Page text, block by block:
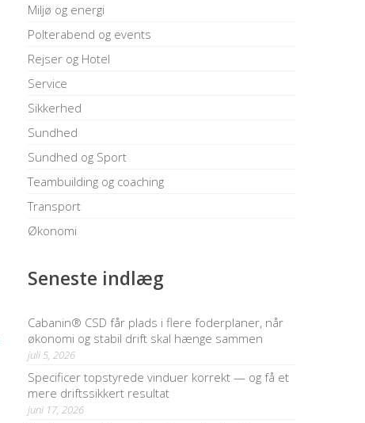
Miljø og energi
Polterabend og events
Rejser og Hotel
Service
Sikkerhed
Sundhed
Sundhed og Sport
Teambuilding og coaching
Transport
Økonomi
Seneste indlæg
Cabanin® CSD får plads i flere foderplaner, når
økonomi og stabil drift skal hænge sammen
juli 5, 2026
Specificer topstyrede vinduer korrekt — og få et
mere driftssikkert resultat
juni 17, 2026